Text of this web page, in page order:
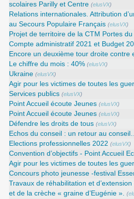
scolaires Parilly et Centre (elusVX)
Relations internationales. Attribution
au Secours Populaire Français (elusVX)
Projet de territoire de la CTM Portes du
Compte administratif 2021 et Budget
Encore un deuxième tour droite contre
Le chiffre du mois : 40% (elusVX)
Ukraine (elusVX)
Agir pour les victimes de toutes les
Services publics (elusVX)
Point Accueil écoute Jeunes (elusVX)
Point Accueil écoute Jeunes (elusVX)
Défendre les droits de tous (elusVX)
Echos du conseil : un retour au
Elections professionnelles 2022 (elusVX)
Convention d’objectifs - Point Accueil
Agir pour les victimes de toutes les
Concours photo jeunesse -festival
Travaux de réhabilitation et
et de la crèche « graine d’Eugénie ». (